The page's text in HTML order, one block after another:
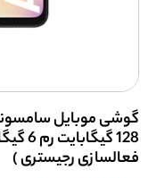
فعالسازی رجیستری )